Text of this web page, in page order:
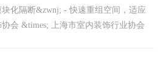
化隔断&zwnj; - 快速重组空间，适应
会 &times; 上海市室内装饰行业协会